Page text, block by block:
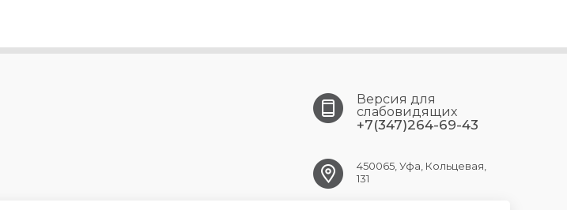
Версия для
слабовидящих
+7(347)264-69-43
450065, Уфа, Кольцевая,
131